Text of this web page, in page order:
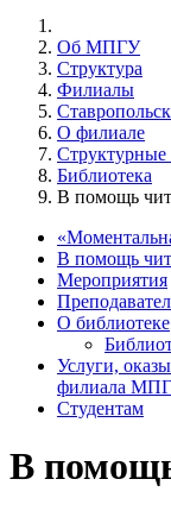
Об МПГУ
Структура
Филиалы
О филиале
Структурные
Библиотека
В помощь
В помощь
Мероприятия
О библиотеке
Услуги,
филиала
Студентам
В